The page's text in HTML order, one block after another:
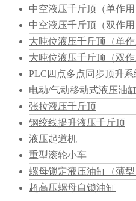
中空液压千斤顶（单作用
中空液压千斤顶（双作用
大吨位液压千斤顶（单作
大吨位液压千斤顶（双作
PLC四点多点同步顶升
电动/气动移动式液压油
张拉液压千斤顶
钢绞线提升液压千斤顶
液压起道机
重型滚轮小车
螺母锁定液压油缸（薄型
超高压螺母自锁油缸